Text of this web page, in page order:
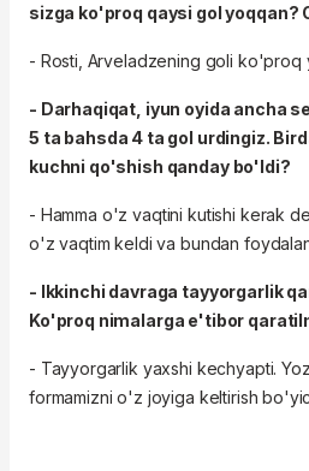
sizga ko'proq qaysi gol yoqqan?
- Rosti, Arveladzening goli ko'proq
- Darhaqiqat, iyun oyida ancha
5 ta bahsda 4 ta gol urdingiz.
kuchni qo'shish qanday bo'ldi?
- Hamma o'z vaqtini kutishi kerak
o'z vaqtim keldi va bundan
- Ikkinchi davraga tayyorgarlik
Ko'proq nimalarga e'tibor
- Tayyorgarlik yaxshi kechyapti.
formamizni o'z joyiga keltirish